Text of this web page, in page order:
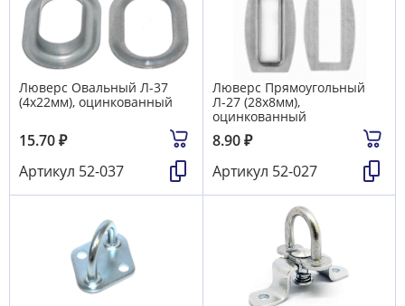
Люверс Овальный Л-37
(4х22мм), оцинкованный
15.70₽
Артикул 52-037
Люверс Прямоугольный
Л-27 (28х8мм),
оцинкованный
8.90₽
Артикул 52-027